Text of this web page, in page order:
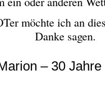
möchte ich an
Danke sagen.
– 30